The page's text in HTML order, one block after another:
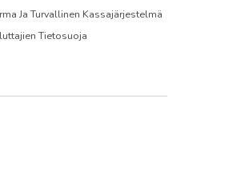
Ja Turvallinen Kassajärjestelmä
Tietosuoja